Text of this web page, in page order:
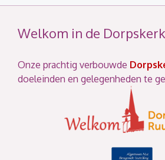
Welkom in de Dorpskerk
Onze prachtig verbouwde
doeleinden en gelegenheden te